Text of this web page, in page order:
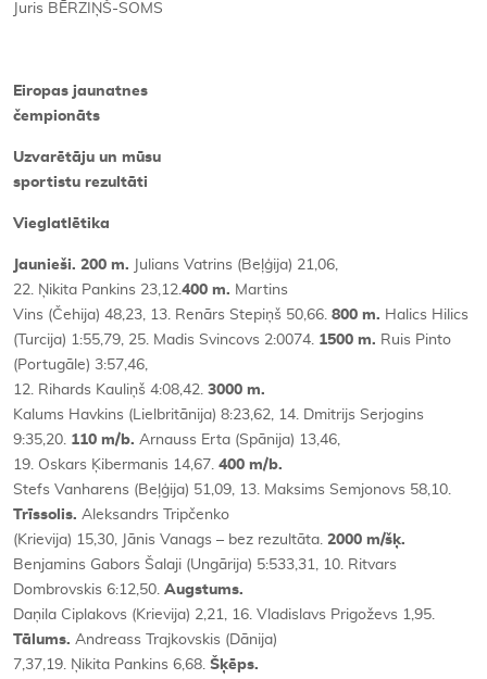
Juris BĒRZIŅŠ-SOMS
Eiropas jaunatnes
čempionāts
Uzvarētāju un mūsu
sportistu rezultāti
Vieglatlētika
Jaunieši. 200 m. Julians Vatrins (Beļģija) 21,06,
22. Ņikita Pankins 23,12.400 m. Martins
Vins (Čehija) 48,23, 13. Renārs Stepiņš 50,66. 800 m. Halics Hilics
(Turcija) 1:55,79, 25. Madis Svincovs 2:0074. 1500 m. Ruis Pinto
(Portugāle) 3:57,46,
12. Rihards Kauliņš 4:08,42. 3000 m.
Kalums Havkins (Lielbritānija) 8:23,62, 14. Dmitrijs Serjogins
9:35,20. 110 m/b. Arnauss Erta (Spānija) 13,46,
19. Oskars Ķibermanis 14,67. 400 m/b.
Stefs Vanharens (Beļģija) 51,09, 13. Maksims Semjonovs 58,10.
Trīssolis. Aleksandrs Tripčenko
(Krievija) 15,30, Jānis Vanags – bez rezultāta. 2000 m/šķ.
Benjamins Gabors Šalaji (Ungārija) 5:533,31, 10. Ritvars
Dombrovskis 6:12,50. Augstums.
Daņila Ciplakovs (Krievija) 2,21, 16. Vladislavs Prigoževs 1,95.
Tālums. Andreass Trajkovskis (Dānija)
7,37,19. Ņikita Pankins 6,68. Šķēps.